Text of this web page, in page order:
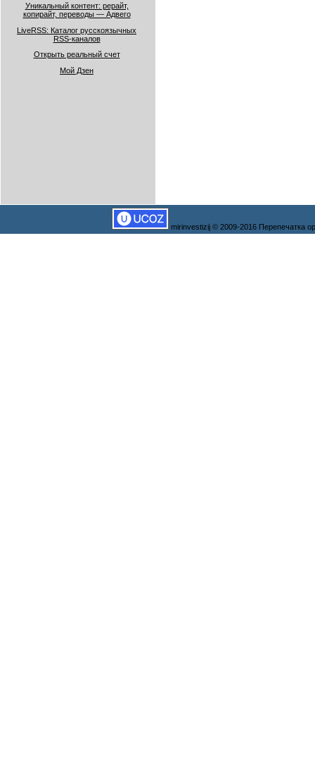
Уникальный контент: рерайт,
копирайт, переводы — Адвего
LiveRSS: Каталог русскоязычных
RSS-каналов
Открыть реальный счет
Мой Дзен
mirinvestizij © 2009-2016 Перепечатка